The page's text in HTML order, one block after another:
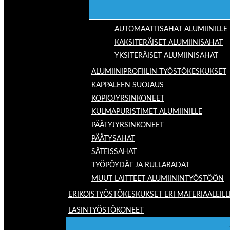
AUTOMAATTISAHAT ALUMIINILLE
KAKSITERÄISET ALUMIINISAHAT
YKSITERÄISET ALUMIINISAHAT
ALUMIINIPROFIILIN TYÖSTÖKESKUKSET
KAPPALEEN SUOJAUS
KOPIOJYRSINKONEET
KULMAPURISTIMET ALUMIINILLE
PÄÄTYJYRSINKONEET
PÄÄTYSAHAT
SÄTEISSAHAT
TYÖPÖYDÄT JA RULLARADAT
MUUT LAITTEET ALUMIININTYÖSTÖÖN
ERIKOISTYÖSTÖKESKUKSET ERI
LASINTYÖSTÖKONEET